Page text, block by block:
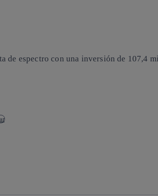
de espectro con una inversión de 107,4